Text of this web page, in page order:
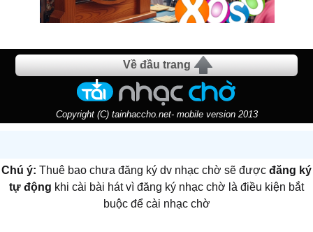
Về đầu trang
Copyright (C) tainhaccho.net- mobile version 2013
Chú ý: Thuê bao chưa đăng ký dv nhạc chờ sẽ được đăng ký
tự động khi cài bài hát vì đăng ký nhạc chờ là điều kiện bắt
buộc để cài nhạc chờ